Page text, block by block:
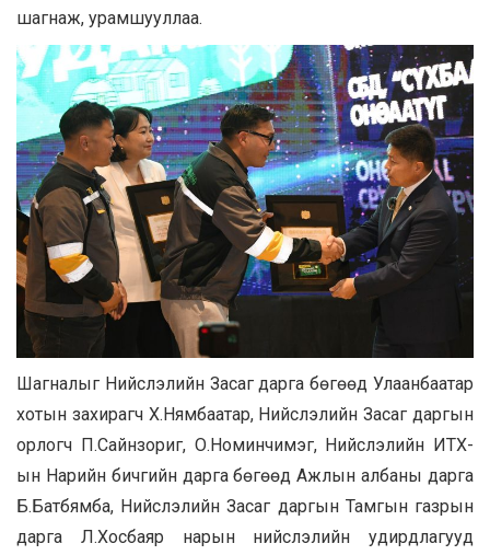
шагнаж, урамшууллаа.
Шагналыг Нийслэлийн Засаг дарга бөгөөд Улаанбаатар
хотын захирагч Х.Нямбаатар, Нийслэлийн Засаг даргын
орлогч П.Сайнзориг, О.Номинчимэг, Нийслэлийн ИТХ-
ын Нарийн бичгийн дарга бөгөөд Ажлын албаны дарга
Б.Батбямба, Нийслэлийн Засаг даргын Тамгын газрын
дарга Л.Хосбаяр нарын нийслэлийн удирдлагууд